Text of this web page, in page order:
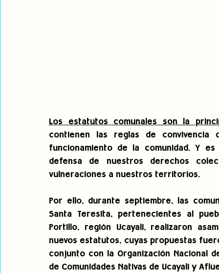
Los estatutos comunales son la
contienen las reglas de
funcionamiento de la comunidad. Y
defensa de nuestros derechos
vulneraciones a nuestros territorios.
Por ello, durante septiembre, las
Santa Teresita, pertenecientes al
Portillo, región Ucayali, realizaron
nuevos estatutos, cuyas propuestas
conjunto con la Organización Nacional
de Comunidades Nativas de Ucayali y